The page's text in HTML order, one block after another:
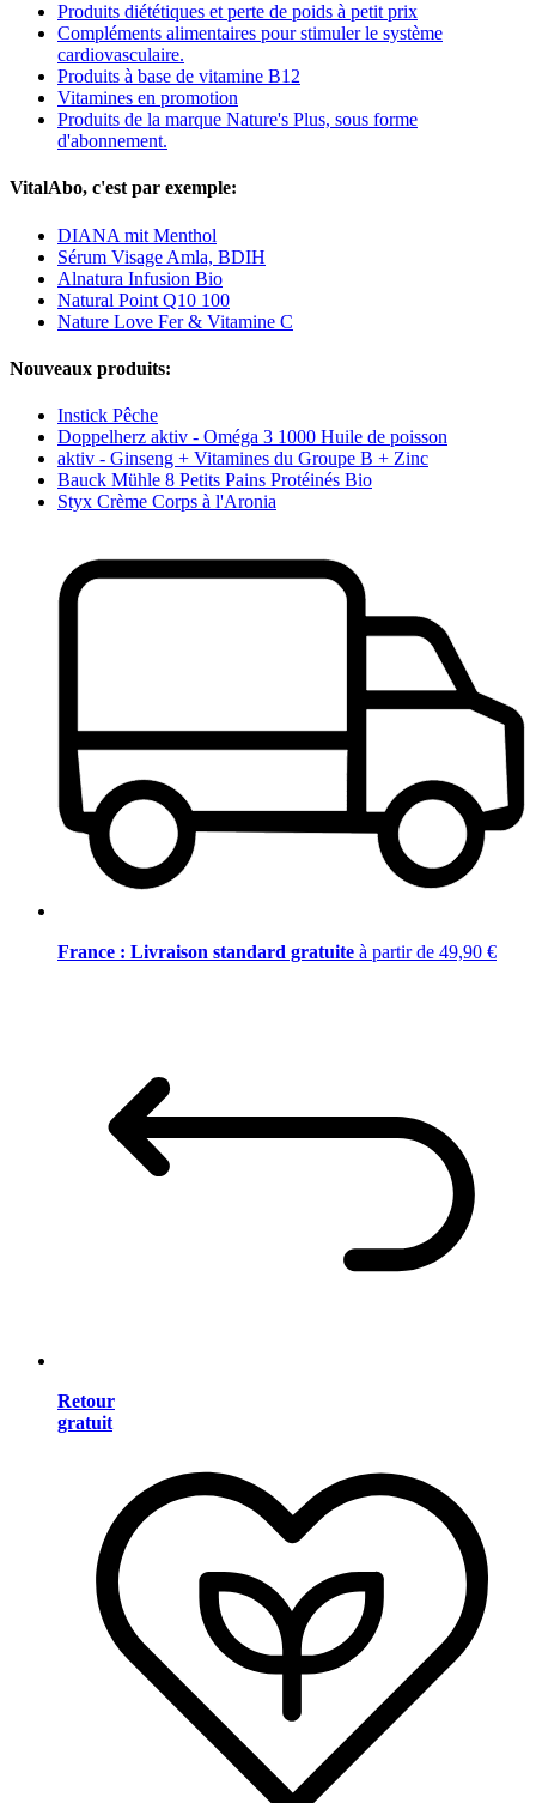
Produits diététiques et perte de poids à petit prix
Compléments alimentaires pour stimuler le système
cardiovasculaire.
Produits à base de vitamine B12
Vitamines en promotion
Produits de la marque Nature's Plus, sous forme
d'abonnement.
VitalAbo, c'est par exemple:
DIANA mit Menthol
Sérum Visage Amla, BDIH
Alnatura Infusion Bio
Natural Point Q10 100
Nature Love Fer & Vitamine C
Nouveaux produits:
Instick Pêche
Doppelherz aktiv - Oméga 3 1000 Huile de poisson
aktiv - Ginseng + Vitamines du Groupe B + Zinc
Bauck Mühle 8 Petits Pains Protéinés Bio
Styx Crème Corps à l'Aronia
France : Livraison standard gratuite à partir de 49,90 €
Retour
gratuit